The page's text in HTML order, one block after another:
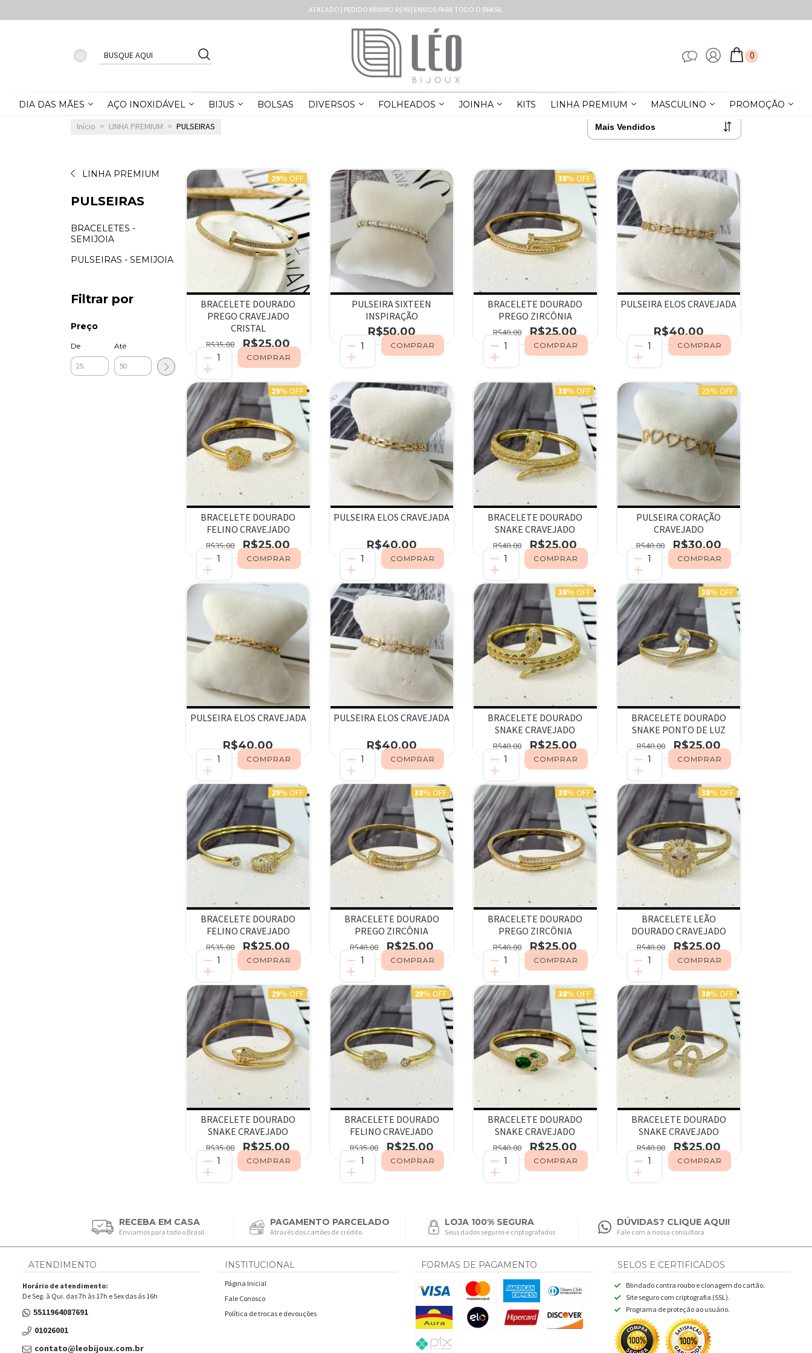
ATACADO | PEDIDO MÍNIMO R$99 | ENVIOS PARA TODO O BRASIL
0
DIA DAS MÃES AÇO INOXIDÁVEL BIJUS BOLSAS DIVERSOS FOLHEADOS JOINHA KITS LINHA PREMIUM MASCULINO PROMOÇÃO
Início > LINHA PREMIUM > PULSEIRAS
LINHA PREMIUM
PULSEIRAS
BRACELETES -
SEMIJOIA
PULSEIRAS - SEMIJOIA
Filtrar por
Preço
De Até
29% OFF
BRACELETE DOURADO
PREGO CRAVEJADO
CRISTAL
R$35,00 R$25,00
PULSEIRA SIXTEEN
INSPIRAÇÃO
R$50,00
38% OFF
BRACELETE DOURADO
PREGO ZIRCÔNIA
R$40,00 R$25,00
PULSEIRA ELOS CRAVEJADA
R$40,00
29% OFF
BRACELETE DOURADO
FELINO CRAVEJADO
R$35,00 R$25,00
PULSEIRA ELOS CRAVEJADA
R$40,00
38% OFF
BRACELETE DOURADO
SNAKE CRAVEJADO
R$40,00 R$25,00
25% OFF
PULSEIRA CORAÇÃO
CRAVEJADO
R$40,00 R$30,00
PULSEIRA ELOS CRAVEJADA
R$40,00
PULSEIRA ELOS CRAVEJADA
R$40,00
38% OFF
BRACELETE DOURADO
SNAKE CRAVEJADO
R$40,00 R$25,00
38% OFF
BRACELETE DOURADO
SNAKE PONTO DE LUZ
R$40,00 R$25,00
29% OFF
BRACELETE DOURADO
FELINO CRAVEJADO
R$35,00 R$25,00
38% OFF
BRACELETE DOURADO
PREGO ZIRCÔNIA
R$40,00 R$25,00
38% OFF
BRACELETE DOURADO
PREGO ZIRCÔNIA
R$40,00 R$25,00
38% OFF
BRACELETE LEÃO
DOURADO CRAVEJADO
R$40,00 R$25,00
29% OFF
BRACELETE DOURADO
SNAKE CRAVEJADO
R$35,00 R$25,00
29% OFF
BRACELETE DOURADO
FELINO CRAVEJADO
R$35,00 R$25,00
38% OFF
BRACELETE DOURADO
SNAKE CRAVEJADO
R$40,00 R$25,00
38% OFF
BRACELETE DOURADO
SNAKE CRAVEJADO
R$40,00 R$25,00
RECEBA EM CASA
Enviamos para todo o Brasil
PAGAMENTO PARCELADO
Através dos cartões de crédito
LOJA 100% SEGURA
Seus dados seguros e criptografados
DÚVIDAS? CLIQUE AQUI!
Fale com a nossa consultora
ATENDIMENTO
Horário de atendimento:
De Seg. à Qui. das 7h às 17h e Sex das ás 16h
5511964087691
01026001
contato@leobijoux.com.br
INSTITUCIONAL
Página Inicial
Fale Conosco
Política de trocas e devouções
FORMAS DE PAGAMENTO SELOS E CERTIFICADOS
Blindado contra roubo e clonagem do cartão.
Site seguro com criptografia (SSL).
Programa de proteção ao usuário.